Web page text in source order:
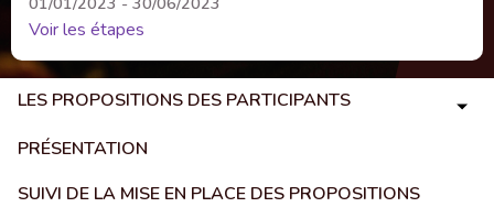
Voir les étapes
LES PROPOSITIONS DES PARTICIPANTS
PRÉSENTATION
SUIVI DE LA MISE EN PLACE DES PROPOSITIONS